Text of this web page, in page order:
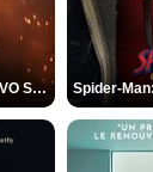
L'Odyssée Bande-annonce VO STFR